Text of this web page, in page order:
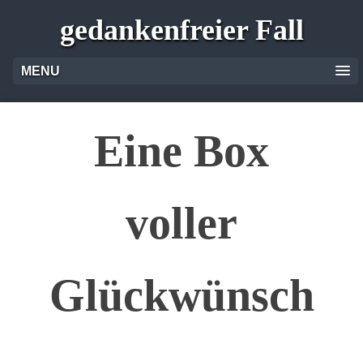
gedankenfreier Fall
MENU
Eine Box
voller
Glückwünsch